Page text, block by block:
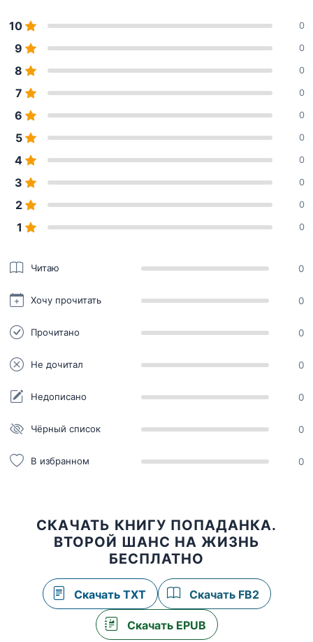
10 0
9 0
8 0
7 0
6 0
5 0
4 0
3 0
2 0
1 0
Читаю 0
Хочу прочитать 0
Прочитано 0
Не дочитал 0
Недописано 0
Чёрный список 0
В избранном 0
СКАЧАТЬ КНИГУ ПОПАДАНКА.
ВТОРОЙ ШАНС НА ЖИЗНЬ
БЕСПЛАТНО
Скачать TXT Скачать FB2
Скачать EPUB